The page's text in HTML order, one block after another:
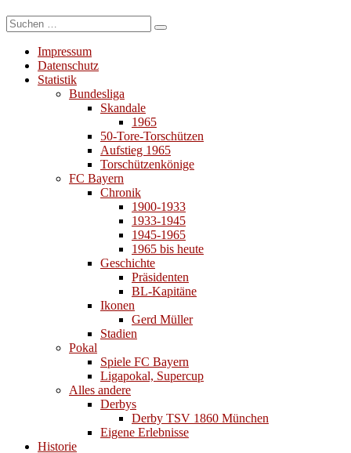
Suchen
nach:
Suchen
Impressum
Datenschutz
Statistik
Bundesliga
Skandale
1965
50-Tore-Torschützen
Aufstieg 1965
Torschützenkönige
FC Bayern
Chronik
1900-1933
1933-1945
1945-1965
1965 bis heute
Geschichte
Präsidenten
BL-Kapitäne
Ikonen
Gerd Müller
Stadien
Pokal
Spiele FC Bayern
Ligapokal, Supercup
Alles andere
Derbys
Derby TSV 1860 München
Eigene Erlebnisse
Historie